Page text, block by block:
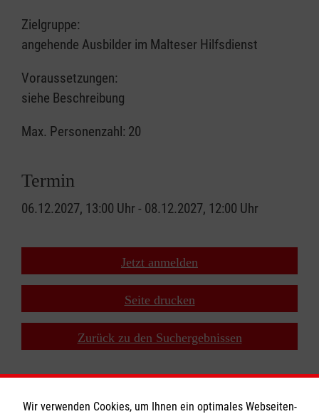
Zielgruppe:
angehende Ausbilder im Malteser Hilfsdienst
Voraussetzungen:
siehe Beschreibung
Max. Personenzahl: 20
Termin
06.12.2027, 13:00 Uhr - 08.12.2027, 12:00 Uhr
Jetzt anmelden
Seite drucken
Zurück zu den Suchergebnissen
Wir verwenden Cookies, um Ihnen ein optimales Webseiten-